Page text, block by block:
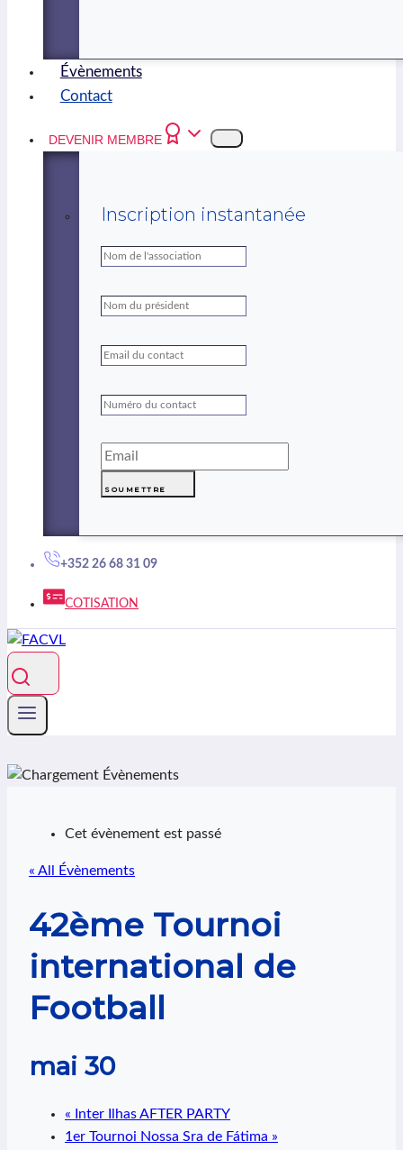
Évènements
Contact
DEVENIR MEMBRE
Inscription instantanée
SOUMETTRE
+352 26 68 31 09
COTISATION
Cet évènement est passé
« All Évènements
42ème Tournoi
international de
Football
mai 30
« Inter Ilhas AFTER PARTY
1er Tournoi Nossa Sra de Fátima »